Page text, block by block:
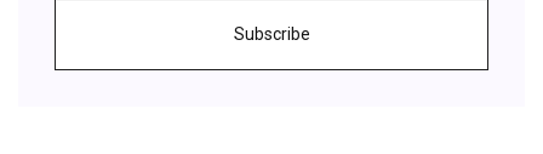
Subscribe